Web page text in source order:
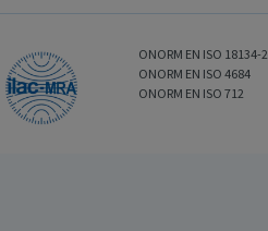
ONORM EN ISO 18134-2
ONORM EN ISO 4684
ONORM EN ISO 712